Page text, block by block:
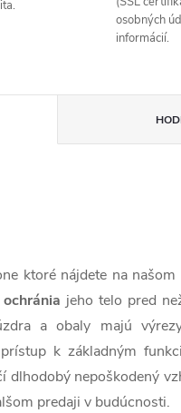
osobných
informácií.
ktoré nájdete na
ochránia jeho telo pred
a obaly majú
k základným
dlhodobý nepoškodený
predaji v budúcnosti.